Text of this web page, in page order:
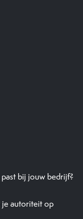
bij jouw bedrijf?
je autoriteit op